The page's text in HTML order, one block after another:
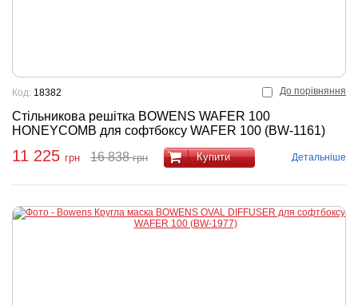
До порівняння
Стільникова решітка BOWENS WAFER 100
HONEYCOMB для софтбоксу WAFER 100 (BW-1161)
Код: 18382
11 225 грн 16 838грн Купити Детальніше